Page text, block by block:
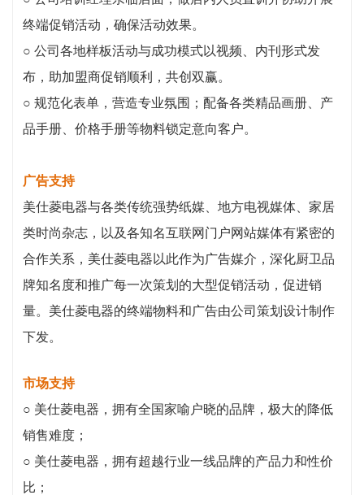
终端促销活动，确保活动效果。
○ 公司各地样板活动与成功模式以视频、内刊形式发
布，助加盟商促销顺利，共创双赢。
○ 规范化表单，营造专业氛围；配备各类精品画册、产
品手册、价格手册等物料锁定意向客户。
广告支持
美仕菱电器与各类传统强势纸媒、地方电视媒体、家居
类时尚杂志，以及各知名互联网门户网站媒体有紧密的
合作关系，美仕菱电器以此作为广告媒介，深化厨卫品
牌知名度和推广每一次策划的大型促销活动，促进销
量。美仕菱电器的终端物料和广告由公司策划设计制作
下发。
市场支持
○ 美仕菱电器，拥有全国家喻户晓的品牌，极大的降低
销售难度；
○ 美仕菱电器，拥有超越行业一线品牌的产品力和性价
比；